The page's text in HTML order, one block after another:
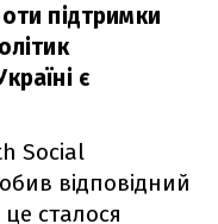
підтримки
є
Social
відповідний
сталося